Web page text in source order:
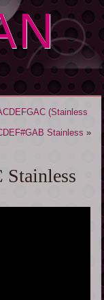
(Stainless
Stainless »